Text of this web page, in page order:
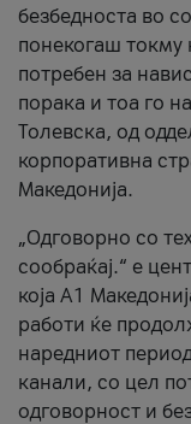
безбедноста во
понекогаш токму
потребен за
порака и тоа го
Толевска, од
корпоративна
Македонија.
„Одговорно со
сообраќај.“ е
која A1
работи ќе
наредниот
канали, со цел
одговорност и